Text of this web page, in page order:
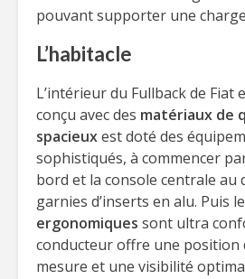
pouvant supporter une
L’habitacle
L’intérieur du Fullback de Fiat
conçu avec des matériaux de
spacieuxest doté des
sophistiqués, à commencer
bord et la console centrale au
garnies d’inserts en alu. Puis
ergonomiques sont ultra
conducteur offre une position
mesure et une visibilité